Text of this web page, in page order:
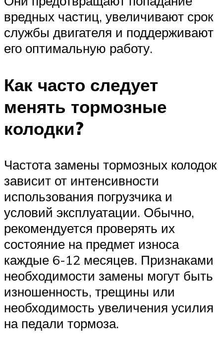
вредных частиц, увеличивают срок
службы двигателя и поддерживают
его оптимальную работу.
Как часто следует
менять тормозные
колодки?
Частота замены тормозных колодок
зависит от интенсивности
использования погрузчика и
условий эксплуатации. Обычно,
рекомендуется проверять их
состояние на предмет износа
каждые 6-12 месяцев. Признаками
необходимости замены могут быть
изношенность, трещины или
необходимость увеличения усилия
на педали тормоза.